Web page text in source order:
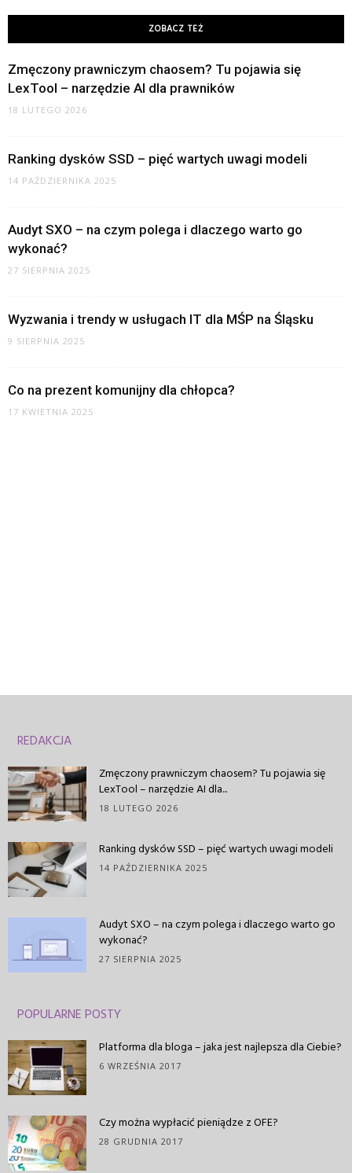
ZOBACZ TEŻ
Zmęczony prawniczym chaosem? Tu pojawia się
LexTool – narzędzie AI dla prawników
18 LUTEGO 2026
Ranking dysków SSD – pięć wartych uwagi modeli
14 PAŹDZIERNIKA 2025
Audyt SXO – na czym polega i dlaczego warto go
wykonać?
27 SIERPNIA 2025
Wyzwania i trendy w usługach IT dla MŚP na Śląsku
9 SIERPNIA 2025
Co na prezent komunijny dla chłopca?
17 KWIETNIA 2025
REDAKCJA
Zmęczony prawniczym chaosem? Tu pojawia się
LexTool – narzędzie AI dla...
18 LUTEGO 2026
Ranking dysków SSD – pięć wartych uwagi modeli
14 PAŹDZIERNIKA 2025
Audyt SXO – na czym polega i dlaczego warto go
wykonać?
27 SIERPNIA 2025
POPULARNE POSTY
Platforma dla bloga – jaka jest najlepsza dla Ciebie?
6 WRZEŚNIA 2017
Czy można wypłacić pieniądze z OFE?
28 GRUDNIA 2017